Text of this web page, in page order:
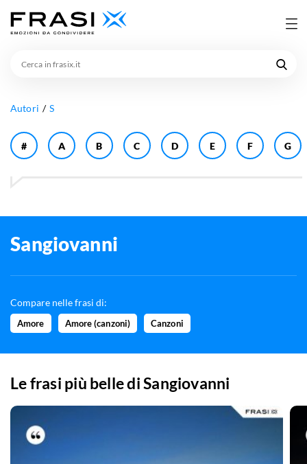
Autori S
# A B C D E F G
Sangiovanni
Compare nelle frasi di:
Amore Amore (canzoni) Canzoni
Le frasi più belle diSangiovanni